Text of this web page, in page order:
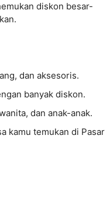
diskon besar-
dan aksesoris.
banyak diskon.
dan anak-anak.
kamu temukan di Pasar